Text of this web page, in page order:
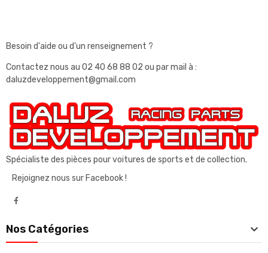
Besoin d'aide ou d'un renseignement ?
Contactez nous au 02 40 68 88 02 ou par mail à :
daluzdeveloppement@gmail.com
Spécialiste des pièces pour voitures de sports et de collection.
Rejoignez nous sur Facebook !
Nos Catégories 